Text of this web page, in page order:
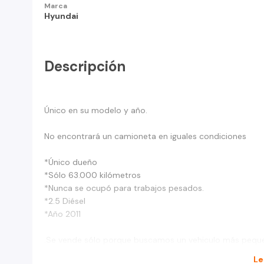
Marca
Hyundai
Descripción
Único en su modelo y año.
No encontrará un camioneta en iguales condiciones
*Único dueño
*Sólo 63.000 kilómetros
*Nunca se ocupó para trabajos pesados.
*2.5 Diésel
*Año 2011